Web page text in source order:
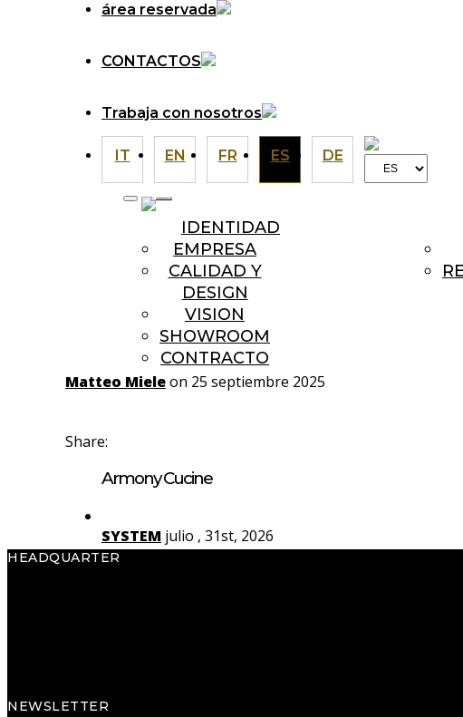
área reservada
CONTACTOS
Trabaja con nosotros
IT EN FR ES DE
Elegir
un
IDENTIDAD
EMPRESA
CALIDAD Y
DESIGN
VISION
SHOWROOM
CONTRACTO
Matteo Mieleon 25 septiembre 2025
Share:
Armony Cucine
SYSTEM julio , 31st, 2026
HEADQUARTER
NEWSLETTER